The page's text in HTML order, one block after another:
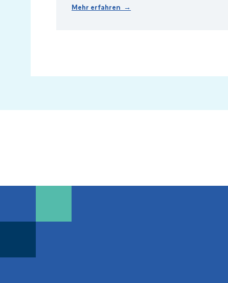
Mehr erfahren →